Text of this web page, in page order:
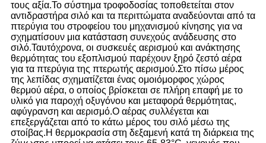
τους αξία.Το σύστημα τροφοδοσίας τοποθετείται στον
αντιδραστήρα σιλό και τα περιττώματα αναδεύονται από τα
πτερύγια του στροφείου του μηχανισμού κίνησης για να
σχηματίσουν μια κατάσταση συνεχούς ανάδευσης στο
σιλό.Ταυτόχρονα, οι συσκευές αερισμού και ανάκτησης
θερμότητας του εξοπλισμού παρέχουν ξηρό ζεστό αέρα
για τα πτερύγια της πτερωτής αερισμού.Στο πίσω μέρος
της λεπίδας σχηματίζεται ένας ομοιόμορφος χώρος
θερμού αέρα, ο οποίος βρίσκεται σε πλήρη επαφή με το
υλικό για παροχή οξυγόνου και μεταφορά θερμότητας,
αφύγρανση και αερισμό.Ο αέρας συλλέγεται και
επεξεργάζεται από το κάτω μέρος του σιλό μέσω της
στοίβας.Η θερμοκρασία στη δεξαμενή κατά τη διάρκεια της